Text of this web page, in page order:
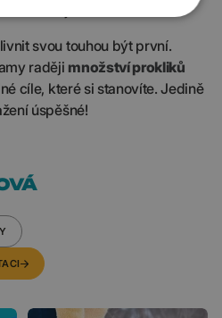
si stejně zvolí vás.
svou touhou být první.
raději množství prokliků
cíle, které si stanovíte. Jedině
úspěšné!